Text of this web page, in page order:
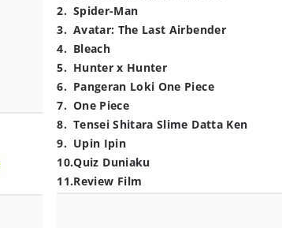
2. Spider-Man
3. Avatar: The Last Airbender
4. Bleach
5. Hunter x Hunter
6. Pangeran Loki One Piece
7. One Piece
8. Tensei Shitara Slime Datta Ken
9. Upin Ipin
10.Quiz Duniaku
11.Review Film